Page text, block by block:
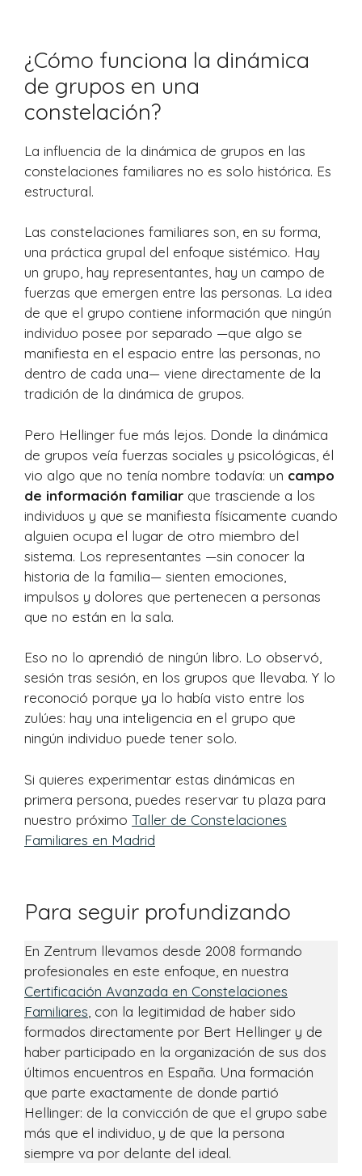
¿Cómo funciona la dinámica
de grupos en una
constelación?
La influencia de la dinámica de grupos en las
constelaciones familiares no es solo histórica. Es
estructural.
Las constelaciones familiares son, en su forma,
una práctica grupal del enfoque sistémico. Hay
un grupo, hay representantes, hay un campo de
fuerzas que emergen entre las personas. La idea
de que el grupo contiene información que ningún
individuo posee por separado —que algo se
manifiesta en el espacio entre las personas, no
dentro de cada una— viene directamente de la
tradición de la dinámica de grupos.
Pero Hellinger fue más lejos. Donde la dinámica
de grupos veía fuerzas sociales y psicológicas, él
vio algo que no tenía nombre todavía: un campo
de información familiar que trasciende a los
individuos y que se manifiesta físicamente cuando
alguien ocupa el lugar de otro miembro del
sistema. Los representantes —sin conocer la
historia de la familia— sienten emociones,
impulsos y dolores que pertenecen a personas
que no están en la sala.
Eso no lo aprendió de ningún libro. Lo observó,
sesión tras sesión, en los grupos que llevaba. Y lo
reconoció porque ya lo había visto entre los
zulúes: hay una inteligencia en el grupo que
ningún individuo puede tener solo.
Si quieres experimentar estas dinámicas en
primera persona, puedes reservar tu plaza para
nuestro próximo Taller de Constelaciones
Familiares en Madrid
Para seguir profundizando
En Zentrum llevamos desde 2008 formando
profesionales en este enfoque, en nuestra
Certificación Avanzada en Constelaciones
Familiares , con la legitimidad de haber sido
formados directamente por Bert Hellinger y de
haber participado en la organización de sus dos
últimos encuentros en España. Una formación
que parte exactamente de donde partió
Hellinger: de la convicción de que el grupo sabe
más que el individuo, y de que la persona
siempre va por delante del ideal.